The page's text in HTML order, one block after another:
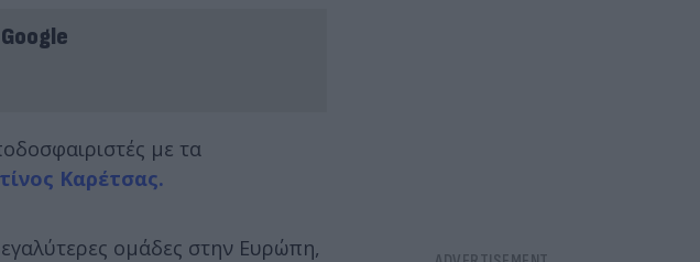
Google
με τα
Καρέτσας.
ομάδες στην Ευρώπη,